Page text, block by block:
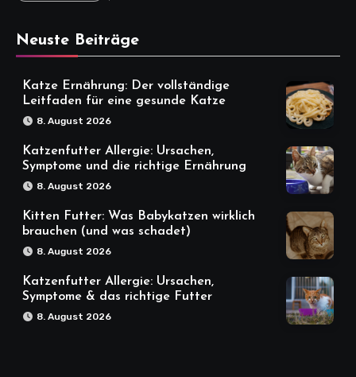
Neuste Beiträge
Katze Ernährung: Der vollständige
Leitfaden für eine gesunde Katze
8. August 2026
Katzenfutter Allergie: Ursachen,
Symptome und die richtige Ernährung
8. August 2026
Kitten Futter: Was Babykatzen wirklich
brauchen (und was schadet)
8. August 2026
Katzenfutter Allergie: Ursachen,
Symptome & das richtige Futter
8. August 2026